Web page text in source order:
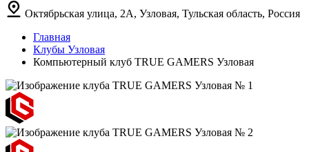
Октябрьская улица, 2А, Узловая, Тульская область, Россия
Главная
Клубы Узловая
Компьютерный клуб TRUE GAMERS Узловая